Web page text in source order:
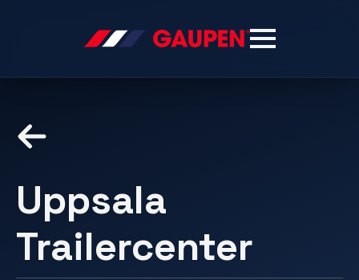
Uppsala
Trailercenter